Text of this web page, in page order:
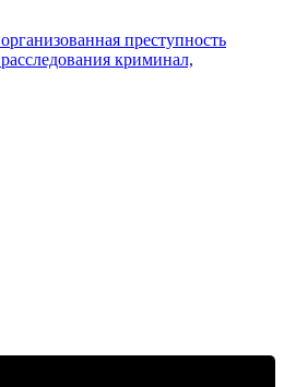
организованная преступность
расследования криминал,